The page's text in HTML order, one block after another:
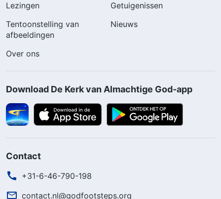
Lezingen
Getuigenissen
Tentoonstelling van
afbeeldingen
Nieuws
Over ons
Download De Kerk van Almachtige God-app
Contact
+31-6-46-790-198
contact.nl@godfootsteps.org